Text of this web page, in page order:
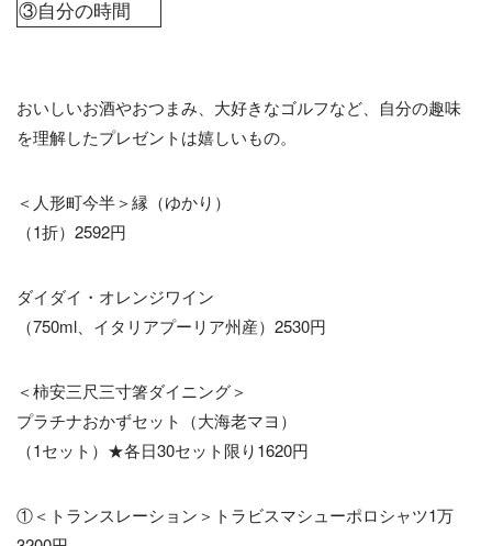
③自分の時間
おいしいお酒やおつまみ、大好きなゴルフなど、自分の趣味
を理解したプレゼントは嬉しいもの。
＜人形町今半＞縁（ゆかり）
（1折）2592円
ダイダイ・オレンジワイン
（750ml、イタリアプーリア州産）2530円
＜柿安三尺三寸箸ダイニング＞
プラチナおかずセット（大海老マヨ）
（1セット）★各日30セット限り1620円
①＜トランスレーション＞トラビスマシューポロシャツ1万